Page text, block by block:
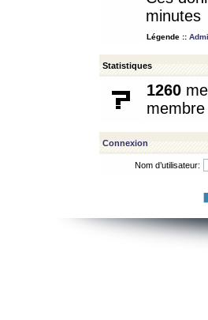
minutes
Légende ::
Statistiques
1260
Connexion
Nom d’utilisateur: